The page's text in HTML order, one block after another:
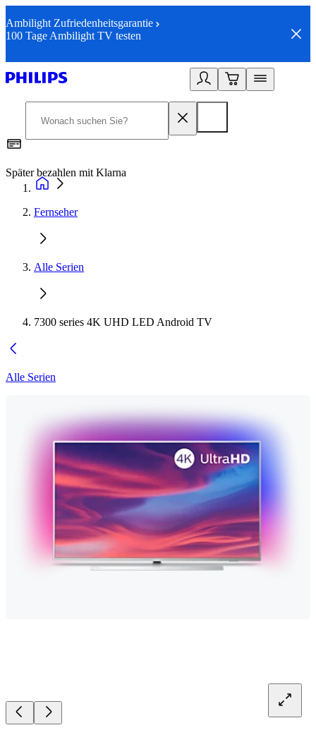
Ambilight Zufriedenheitsgarantie
100 Tage Ambilight TV testen
Später bezahlen mit Klarna
Fernseher
Alle Serien
7300 series 4K UHD LED Android TV
Alle Serien